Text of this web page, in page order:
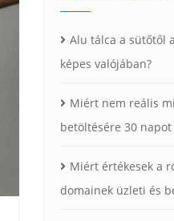
Alu tálca a sütőtől
képes valójában?
Miért nem reális
betöltésére 30
Miért értékesek a
domainek üzleti és